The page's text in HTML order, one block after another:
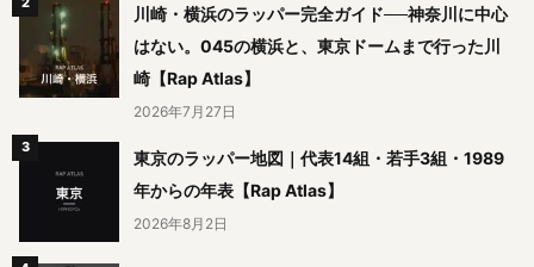
川崎・横浜のラッパー完全ガイド──神奈川に中心
はない。045の横浜と、東京ドームまで行った川
崎【Rap Atlas】
2026年7月27日
東京のラッパー地図｜代表14組・若手3組・1989
年からの年表【Rap Atlas】
2026年8月2日